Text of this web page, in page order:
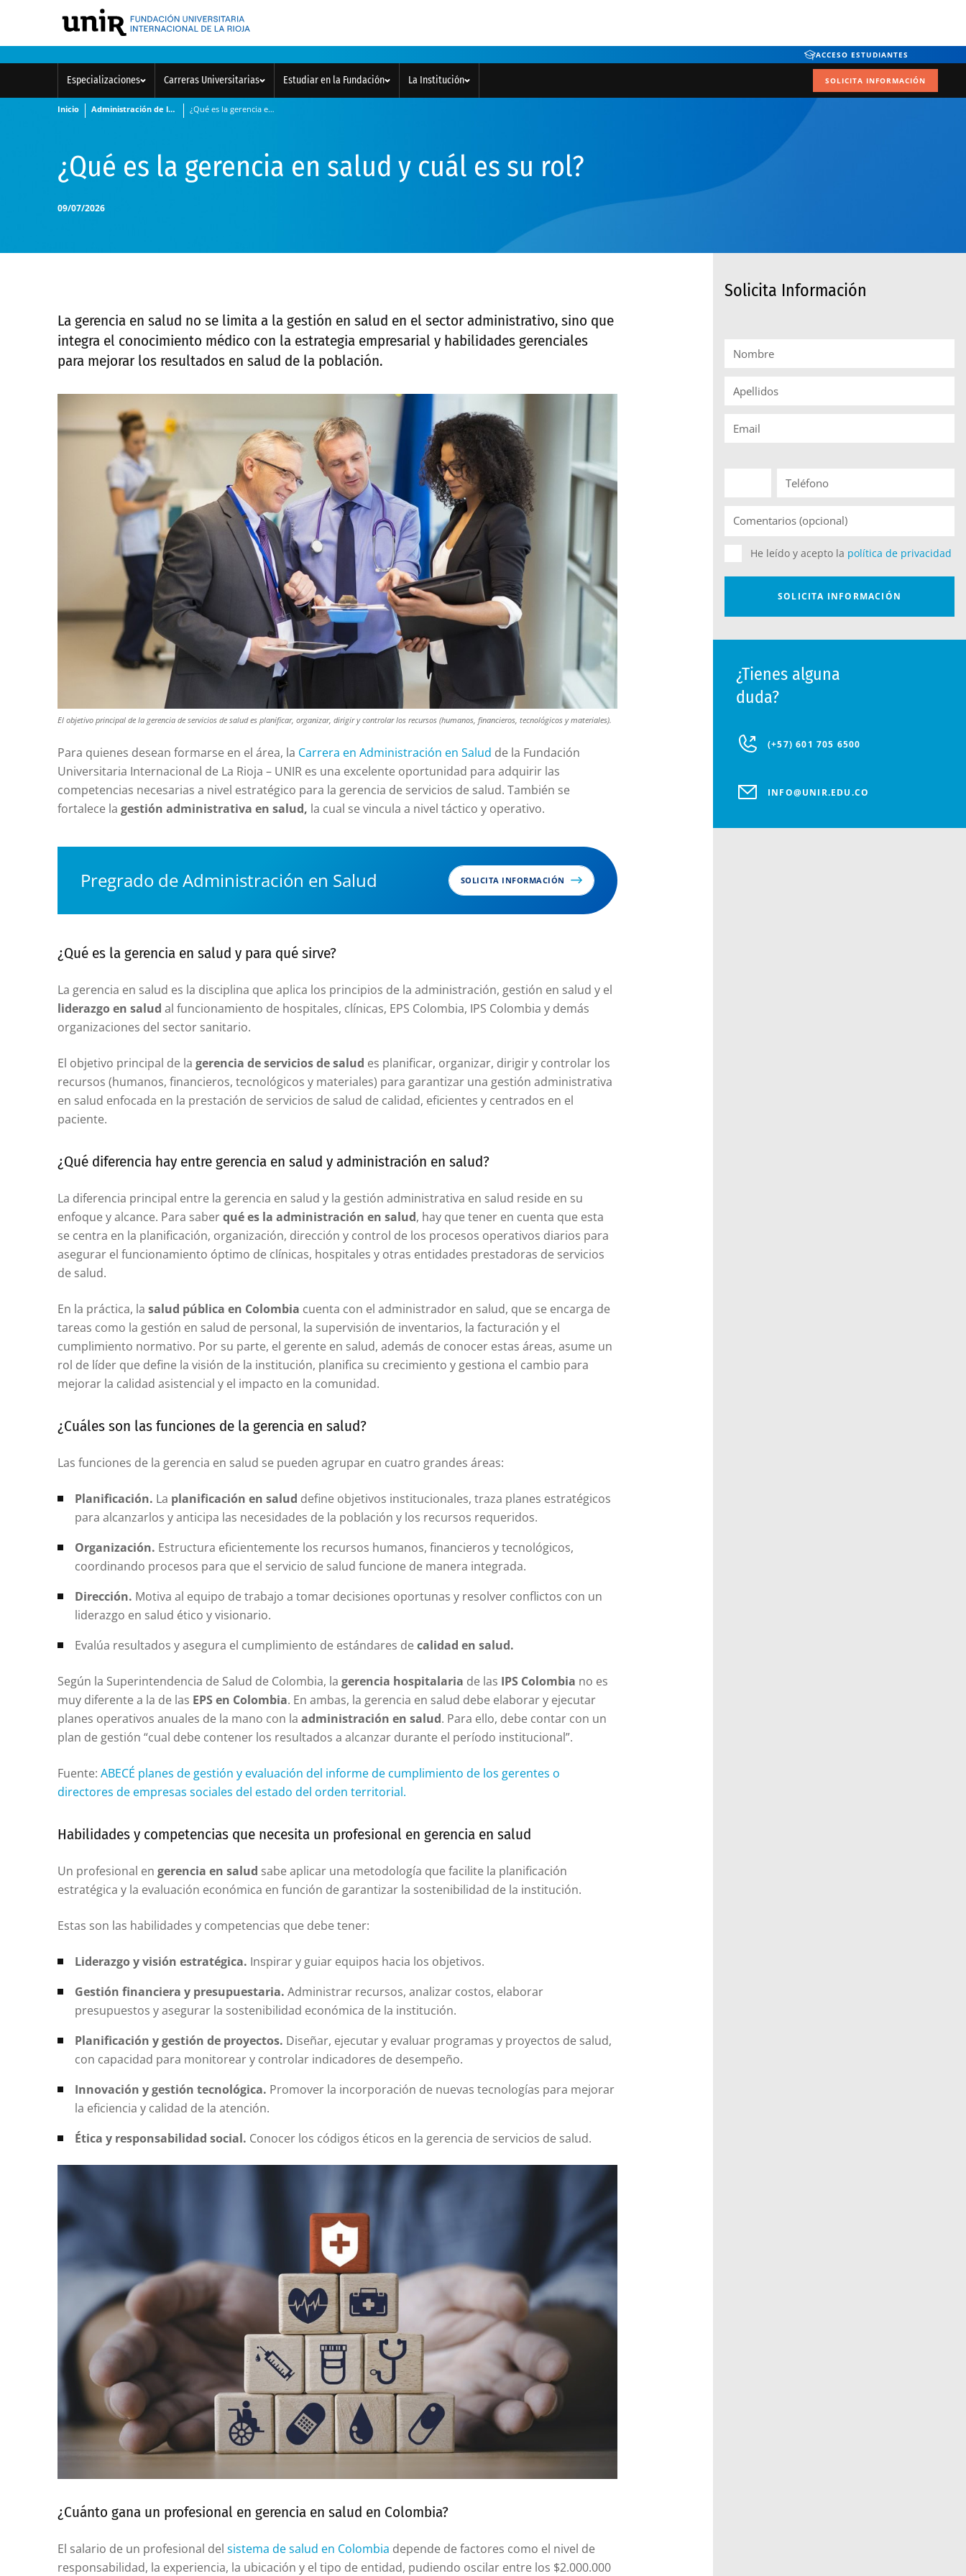
ACCESO ESTUDIANTES
SOLICITA INFORMACIÓN
Especializaciones Carreras Universitarias Estudiar en la Fundación La Institución
Inicio Administración de la Salud ¿Qué es la gerencia en salud y cuál es su rol?
09/07/2026
¿Qué es la gerencia en salud y cuál es su rol?
La gerencia en salud no se limita a la gestión en salud en el sector administrativo, sino que
integra el conocimiento médico con la estrategia empresarial y habilidades gerenciales
para mejorar los resultados en salud de la población.
El objetivo principal de la gerencia de servicios de salud es planificar, organizar, dirigir y controlar los recursos (humanos, financieros, tecnológicos y materiales).
Para quienes desean formarse en el área, la Carrera en Administración en Salud de la Fundación
Universitaria Internacional de La Rioja – UNIR es una excelente oportunidad para adquirir las
competencias necesarias a nivel estratégico para la gerencia de servicios de salud. También se
fortalece la gestión administrativa en salud, la cual se vincula a nivel táctico y operativo.
Pregrado de Administración en Salud SOLICITA INFORMACIÓN
¿Qué es la gerencia en salud y para qué sirve?
La gerencia en salud es la disciplina que aplica los principios de la administración, gestión en salud y el
liderazgo en salud al funcionamiento de hospitales, clínicas, EPS Colombia, IPS Colombia y demás
organizaciones del sector sanitario.
El objetivo principal de la gerencia de servicios de salud es planificar, organizar, dirigir y controlar los
recursos (humanos, financieros, tecnológicos y materiales) para garantizar una gestión administrativa
en salud enfocada en la prestación de servicios de salud de calidad, eficientes y centrados en el
paciente.
¿Qué diferencia hay entre gerencia en salud y administración en salud?
La diferencia principal entre la gerencia en salud y la gestión administrativa en salud reside en su
enfoque y alcance. Para saberqué es la administración en salud, hay que tener en cuenta que esta
se centra en la planificación, organización, dirección y control de los procesos operativos diarios para
asegurar el funcionamiento óptimo de clínicas, hospitales y otras entidades prestadoras de servicios
de salud.
En la práctica, la salud pública en Colombia cuenta con el administrador en salud, que se encarga de
tareas como la gestión en salud de personal, la supervisión de inventarios, la facturación y el
cumplimiento normativo. Por su parte, el gerente en salud, además de conocer estas áreas, asume un
rol de líder que define la visión de la institución, planifica su crecimiento y gestiona el cambio para
mejorar la calidad asistencial y el impacto en la comunidad.
¿Cuáles son las funciones de la gerencia en salud?
Las funciones de la gerencia en salud se pueden agrupar en cuatro grandes áreas:
Planificación. La planificación en salud define objetivos institucionales, traza planes estratégicos
para alcanzarlos y anticipa las necesidades de la población y los recursos requeridos.
Organización. Estructura eficientemente los recursos humanos, financieros y tecnológicos,
coordinando procesos para que el servicio de salud funcione de manera integrada.
Dirección. Motiva al equipo de trabajo a tomar decisiones oportunas y resolver conflictos con un
liderazgo en salud ético y visionario.
Evalúa resultados y asegura el cumplimiento de estándares decalidad en salud.
Según la Superintendencia de Salud de Colombia, la gerencia hospitalaria de las IPS Colombia no es
muy diferente a la de las EPS en Colombia. En ambas, la gerencia en salud debe elaborar y ejecutar
planes operativos anuales de la mano con la administración en salud. Para ello, debe contar con un
plan de gestión “cual debe contener los resultados a alcanzar durante el período institucional”.
Fuente: ABECÉ planes de gestión y evaluación del informe de cumplimiento de los gerentes o
directores de empresas sociales del estado del orden territorial.
Habilidades y competencias que necesita un profesional en gerencia en salud
Un profesional en gerencia en salud sabe aplicar una metodología que facilite la planificación
estratégica y la evaluación económica en función de garantizar la sostenibilidad de la institución.
Estas son las habilidades y competencias que debe tener:
Liderazgo y visión estratégica. Inspirar y guiar equipos hacia los objetivos.
Gestión financiera y presupuestaria. Administrar recursos, analizar costos, elaborar
presupuestos y asegurar la sostenibilidad económica de la institución.
Planificación y gestión de proyectos. Diseñar, ejecutar y evaluar programas y proyectos de salud,
con capacidad para monitorear y controlar indicadores de desempeño.
Innovación y gestión tecnológica. Promover la incorporación de nuevas tecnologías para mejorar
la eficiencia y calidad de la atención.
Ética y responsabilidad social. Conocer los códigos éticos en la gerencia de servicios de salud.
¿Cuánto gana un profesional en gerencia en salud en Colombia?
El salario de un profesional del sistema de salud en Colombia depende de factores como el nivel de
responsabilidad, la experiencia, la ubicación y el tipo de entidad, pudiendo oscilar entre los $2.000.000
Solicita Información
¿Tienes alguna
duda?
(+57) 601 705 6500
INFO@UNIR.EDU.CO